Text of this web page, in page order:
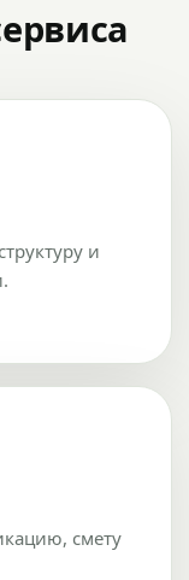
и
смету